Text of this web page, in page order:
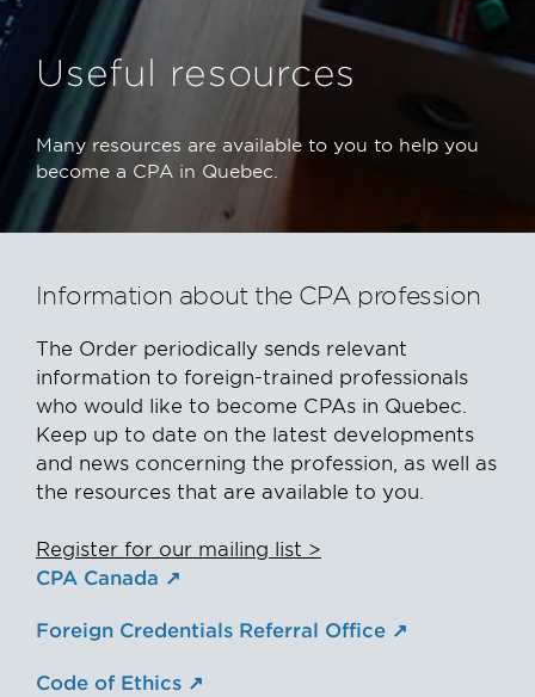
Useful resources
Many resources are available to you to help you
become a CPA in Quebec.
Information about the CPA profession
The Order periodically sends relevant
information to foreign-trained professionals
who would like to become CPAs in Quebec.
Keep up to date on the latest developments
and news concerning the profession, as well as
the resources that are available to you.
Register for our mailing list >
CPA Canada
Foreign Credentials Referral Office
Code of Ethics